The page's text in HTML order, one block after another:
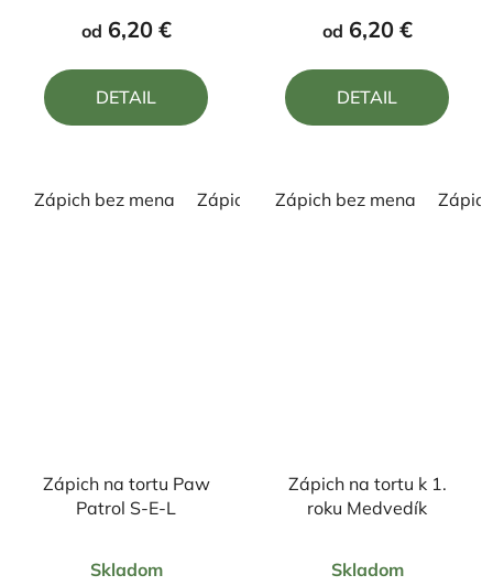
produktu
5,0
z
od 6,20 €
DETAIL
Zápich bez mena Zápich s menom
produktu
5,0
z
od 6,20 €
DETAIL
Zápich bez mena
Zápich na tortu Paw
Patrol S-E-L
hodnotenie
Skladom
Zápich na tortu k 1.
roku Medvedík
hodnotenie
Skladom